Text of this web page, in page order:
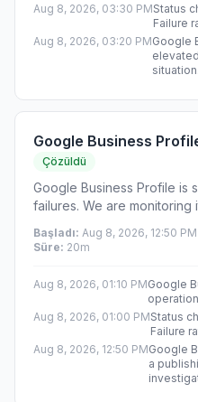
Aug 8, 2026, 03:30 PMStatus
Failure
Aug 8, 2026, 03:20 PMGoogle
situation.
Google Business
Çözüldü
Google Business Profile is
failures. We are monitoring
Başladı: Aug 8, 2026, 12:50 PM
Süre: 20m
Aug 8, 2026, 01:10 PMGoogle
Aug 8, 2026, 01:00 PMStatus
Failure
Aug 8, 2026, 12:50 PMGoogle
a